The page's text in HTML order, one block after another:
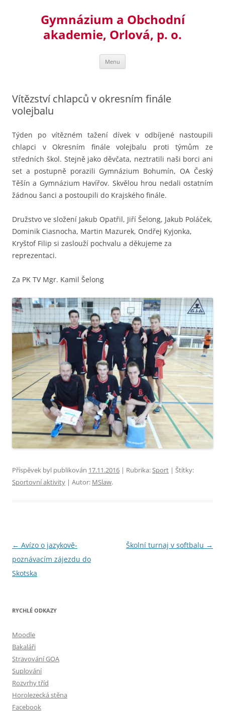
Gymnázium a Obchodní
akademie, Orlová, p. o.
Menu
Vítězství chlapců v okresním finále
volejbalu
Týden po vítězném tažení dívek v odbíjené nastoupili
chlapci v Okresním finále volejbalu proti týmům ze
středních škol. Stejně jako děvčata, neztratili naši borci ani
set a postupně porazili Gymnázium Bohumín, OA Český
Těšín a Gymnázium Havířov. Skvělou hrou nedali ostatním
žádnou šanci a postoupili do Krajského finále.
Družstvo ve složení Jakub Opatřil, Jiří Šelong, Jakub Poláček,
Dominik Ciasnocha, Martin Mazurek, Ondřej Kyjonka,
Kryštof Filip si zaslouží pochvalu a děkujeme za
reprezentaci.
Za PK TV Mgr. Kamil Šelong
Příspěvek byl publikován 17.11.2016 | Rubrika:Sport | Štítky:
Sportovní aktivity | Autor: MSlaw.
Navigace
pro
příspěvky
← Avízo o jazykově-
poznávacím zájezdu do
Skotska
Školní turnaj v softbalu →
RYCHLÉ ODKAZY
Moodle
Bakaláři
Stravování GOA
Suplování
Rozvrhy tříd
Horolezecká stěna
Facebook